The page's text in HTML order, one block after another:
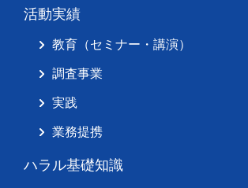
活動実績
教育（セミナー・講演）
調査事業
実践
業務提携
ハラル基礎知識